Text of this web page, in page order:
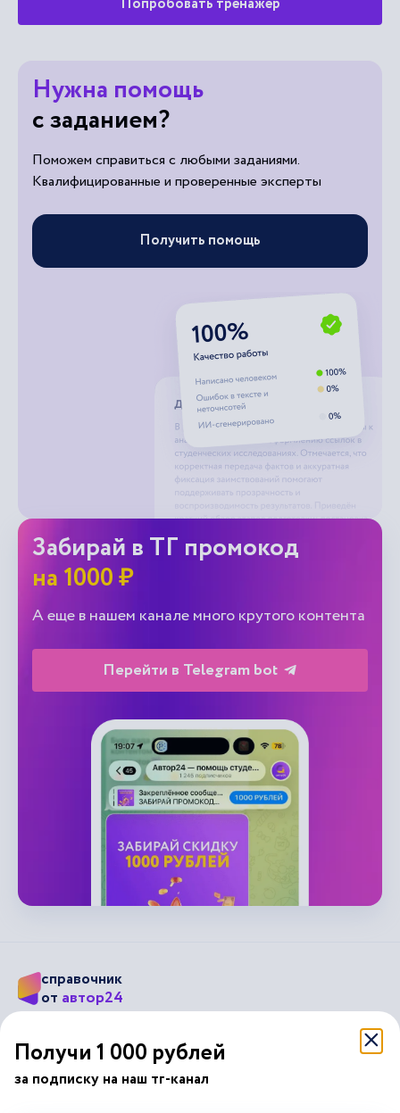
Нужна помощь
с заданием?
Поможем справиться с любыми заданиями.
Квалифицированные и проверенные эксперты
Получить помощь
Забирай в ТГ промокод
на 1000 ₽
А еще в нашем канале много крутого контента
Перейти в Telegram bot
справочник
от автор24
Подписывайся на наши соц. сети
Получи 1 000 рублей
за подписку на наш тг-канал